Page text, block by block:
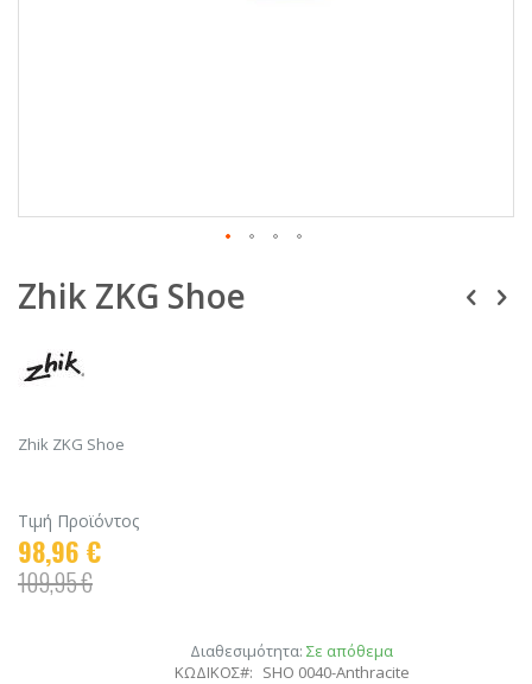
στην
αρχή
συλλογής
εικόνων
Zhik ZKG Shoe
Zhik ZKG Shoe
Τιμή Προϊόντος
98,96 €
109,95 €
Διαθεσιμότητα: Σε απόθεμα
ΚΩΔΙΚΟΣ
SHO 0040-Anthracite